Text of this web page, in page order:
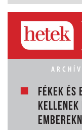
FÉKEK ÉS
KELLENEK